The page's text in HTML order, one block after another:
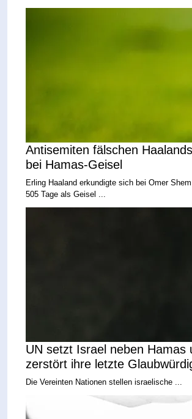
Antisemiten fälschen
bei Hamas-Geisel
Erling Haaland erkundigte sich bei Omer
505 Tage als Geisel ...
UN setzt Israel neben Hamas
zerstört ihre letzte
Die Vereinten Nationen stellen israelische ...